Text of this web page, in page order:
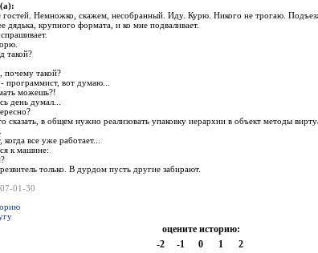
гостей. Немножко, скажем, несобранный. Иду. Курю. Никого не трогаю.
дядька, крупного формата, и ко мне подваливает.
такой?
такой?
программист, вот думаю...
можешь?!
день думал...
сказать, в общем нужно реализовать упаковку иерархии в объект методы
все уже работает...
к машине:
только. В дурдом пусть другие забирают.
01-30
оцените историю:
-2
-1 0 1 2